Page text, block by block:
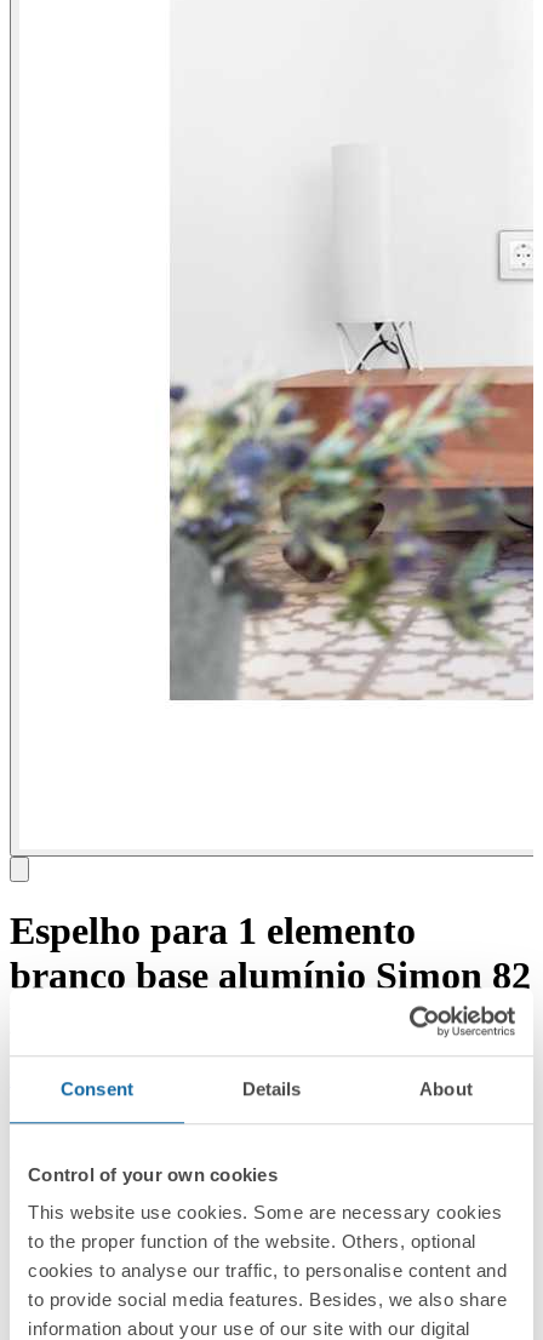
Consent Details About
Control of your own cookies
This website use cookies. Some are necessary cookies
to the proper function of the website. Others, optional
cookies to analyse our traffic, to personalise content and
to provide social media features. Besides, we also share
information about your use of our site with our digital
Espelho para 1 elemento
branco base alumínio Simon 82
Descarregar documentação
Solicitar aconselhamento →
REF:
PVP/unid.
Sob consulta
EMBALAGEM:
Série
Simon 82 Detail